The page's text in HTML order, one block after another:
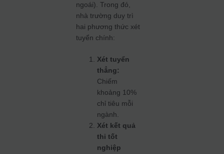
ngoái). Trong đó,
nhà trường duy trì
hai phương thức xét
tuyển chính:
Xét tuyển
thẳng:
Chiếm
khoảng 10%
chỉ tiêu mỗi
ngành.
Xét kết quả
thi tốt
nghiệp